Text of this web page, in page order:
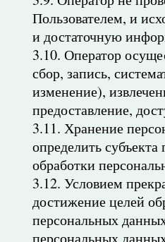
Пользователем, и
и достаточную
3.10. Оператор
сбор, запись,
изменение),
предоставление,
3.11. Хранение
определить
обработки
3.12. Условием
достижение целей
персональных
персональных